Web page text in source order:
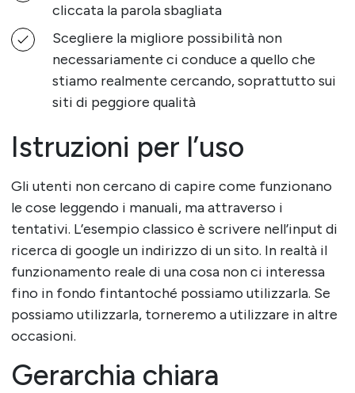
cliccata la parola sbagliata
Scegliere la migliore possibilità non
necessariamente ci conduce a quello che
stiamo realmente cercando, soprattutto sui
siti di peggiore qualità
Istruzioni per l’uso
Gli utenti non cercano di capire come funzionano
le cose leggendo i manuali, ma attraverso i
tentativi. L’esempio classico è scrivere nell’input di
ricerca di google un indirizzo di un sito. In realtà il
funzionamento reale di una cosa non ci interessa
fino in fondo fintantoché possiamo utilizzarla. Se
possiamo utilizzarla, torneremo a utilizzare in altre
occasioni.
Gerarchia chiara